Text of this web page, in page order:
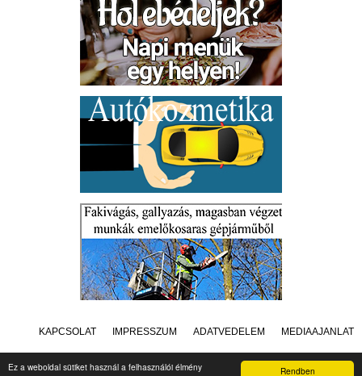
Rendben
Ez a weboldal sütiket használ a felhasználói élmény
KAPCSOLAT IMPRESSZUM ADATVÉDELEM MÉDIAAJÁNLAT